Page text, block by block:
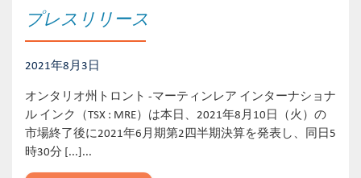
プレスリリース
2021年8月3日
オンタリオ州トロント -マーティンレア インターナショナ
ル インク（TSX : MRE）は本日、2021年8月10日（火）の
市場終了後に2021年6月期第2四半期決算を発表し、同日5
時30分 [...]...